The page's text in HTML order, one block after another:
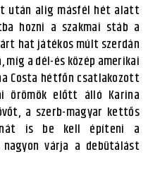
után alig másfél hét alatt
hozni a szakmai stáb a
hat játékos múlt szerdán
míg a dél-és közép amerikai
Costa hétfőn csatlakozott
örömök előtt álló Karina
a szerb-magyar kettős
is be kell építeni a
nagyon várja a debütálást